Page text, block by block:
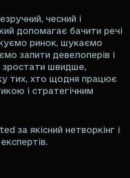
чесний і
допомагає бачити речі
ринок, шукаємо
запити девелоперів і
зростати швидше,
тих, хто щодня працює
і стратегічним
за якісний нетворкінг і